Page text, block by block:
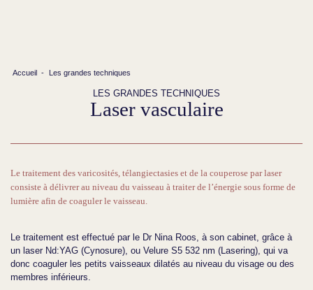
Accueil - Les grandes techniques
LES GRANDES TECHNIQUES
Laser vasculaire
Le traitement des varicosités, télangiectasies et de la couperose par laser
consiste à délivrer au niveau du vaisseau à traiter de l’énergie sous forme de
lumière afin de coaguler le vaisseau.
Le traitement est effectué par le Dr Nina Roos, à son cabinet, grâce à
un laser Nd:YAG (Cynosure), ou Velure S5 532 nm (Lasering), qui va
donc coaguler les petits vaisseaux dilatés au niveau du visage ou des
membres inférieurs.